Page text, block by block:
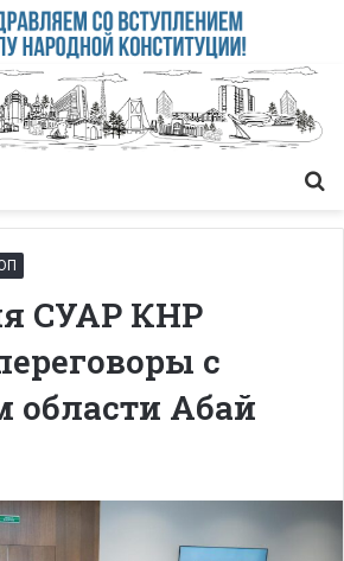
СУАР КНР
с
области Абай